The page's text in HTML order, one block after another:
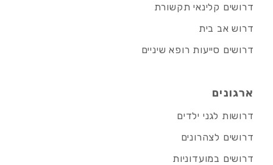
דרושים קלינאי תקשורת
דרוש אב בית
דרושים סייעות רופא שיניים
ארגונים
דרושות לגני ילדים
דרושים לצהרונים
דרושים במועדוניות